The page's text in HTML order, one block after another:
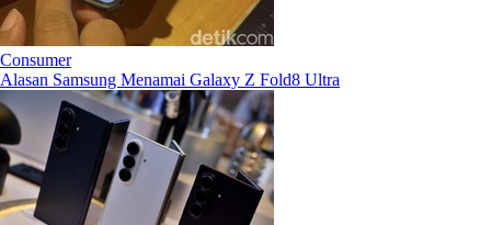
Consumer
Alasan Samsung Menamai Galaxy Z Fold8 Ultra